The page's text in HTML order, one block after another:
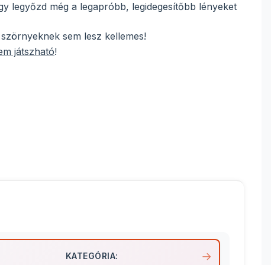
legyőzd még a legapróbb, legidegesítőbb lényeket
sem lesz kellemes!
játszható!
KATEGÓRIA: